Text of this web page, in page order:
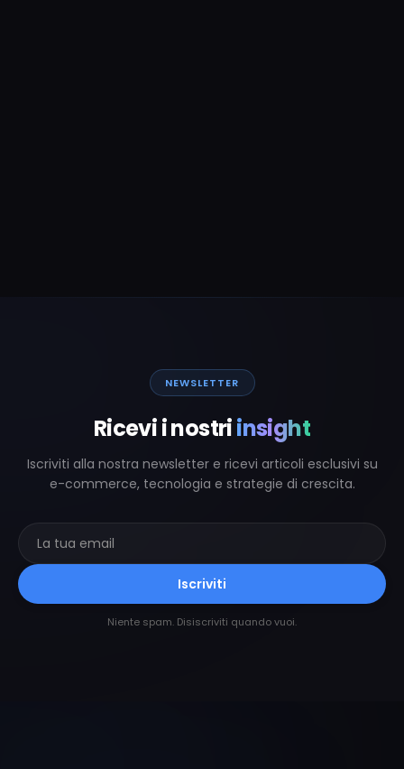
NEWSLETTER
Ricevi i nostriinsight
Iscriviti alla nostra newsletter e ricevi articoli esclusivi su
e-commerce, tecnologia e strategie di crescita.
Iscriviti
Niente spam. Disiscriviti quando vuoi.